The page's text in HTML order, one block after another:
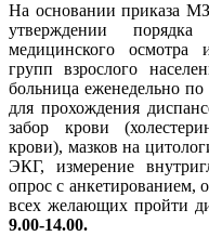
На основании приказа
утверждении порядка
медицинского осмотра
групп взрослого
больница еженедельно
для прохождения
забор крови
крови), мазков на
ЭКГ, измерение
опрос с анкетированием,
всех желающих пройти
9.00-14.00.